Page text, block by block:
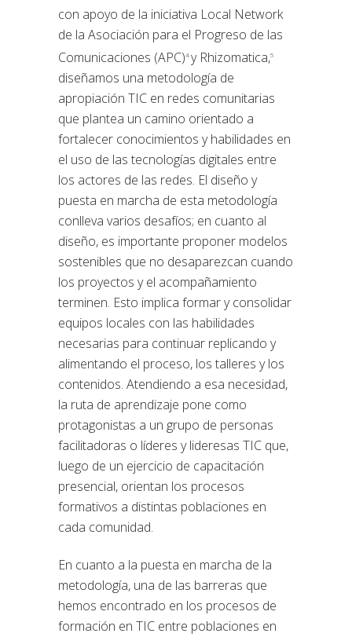
con apoyo de la iniciativa Local Network
de la Asociación para el Progreso de las
Comunicaciones (APC)4y Rhizomatica,5
diseñamos una metodología de
apropiación TIC en redes comunitarias
que plantea un camino orientado a
fortalecer conocimientos y habilidades en
el uso de las tecnologías digitales entre
los actores de las redes. El diseño y
puesta en marcha de esta metodología
conlleva varios desafíos; en cuanto al
diseño, es importante proponer modelos
sostenibles que no desaparezcan cuando
los proyectos y el acompañamiento
terminen. Esto implica formar y consolidar
equipos locales con las habilidades
necesarias para continuar replicando y
alimentando el proceso, los talleres y los
contenidos. Atendiendo a esa necesidad,
la ruta de aprendizaje pone como
protagonistas a un grupo de personas
facilitadoras o líderes y lideresas TIC que,
luego de un ejercicio de capacitación
presencial, orientan los procesos
formativos a distintas poblaciones en
cada comunidad.
En cuanto a la puesta en marcha de la
metodología, una de las barreras que
hemos encontrado en los procesos de
formación en TIC entre poblaciones en